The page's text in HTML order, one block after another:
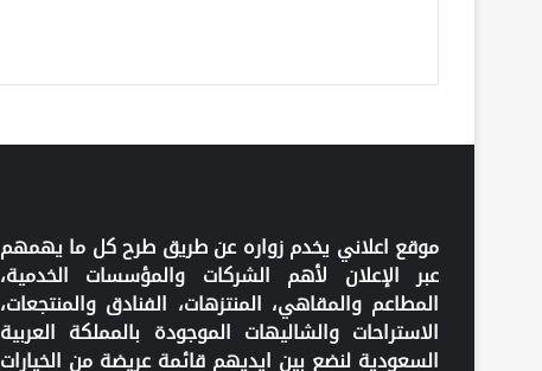
موقع اعلاني يخدم زواره عن طريق طرح كل ما يهمهم
عبر الإعلان لأهم الشركات والمؤسسات الخدمية،
المطاعم والمقاهي، المنتزهات، الفنادق والمنتجعات،
الاستراحات والشاليهات الموجودة بالمملكة العربية
السعودية لنضع بين ايديهم قائمة عريضة من الخيارات